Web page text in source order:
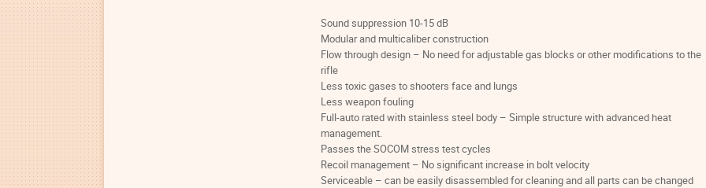
Sound suppression 10-15 dB
Modular and multicaliber construction
Flow through design – No need for adjustable gas blocks or other modifications to the
rifle
Less toxic gases to shooters face and lungs
Less weapon fouling
Full-auto rated with stainless steel body – Simple structure with advanced heat
management.
Passes the SOCOM stress test cycles
Recoil management – No significant increase in bolt velocity
Serviceable – can be easily disassembled for cleaning and all parts can be changed